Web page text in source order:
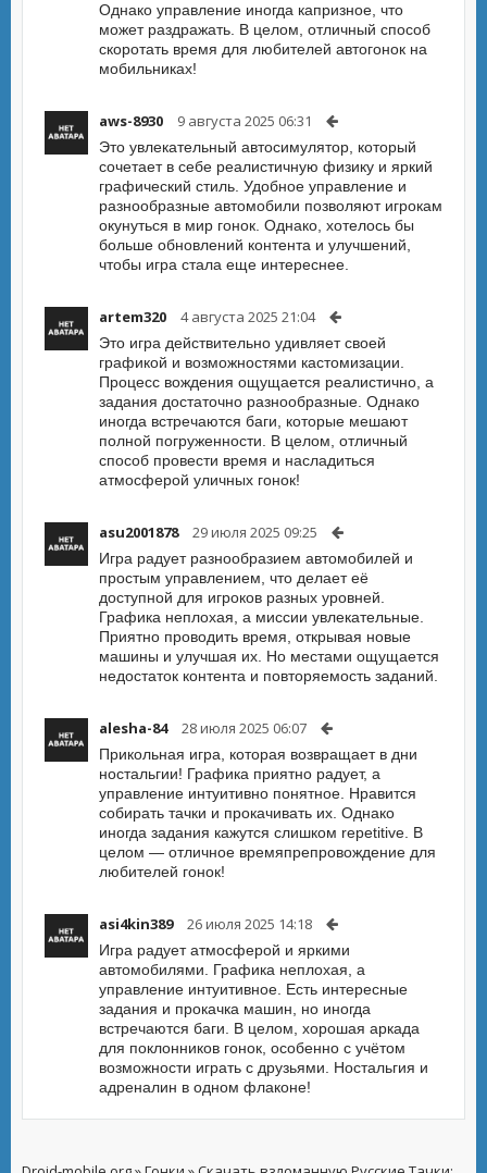
Однако управление иногда капризное, что
может раздражать. В целом, отличный способ
скоротать время для любителей автогонок на
мобильниках!
aws-8930 9 августа 2025 06:31
Это увлекательный автосимулятор, который
сочетает в себе реалистичную физику и яркий
графический стиль. Удобное управление и
разнообразные автомобили позволяют игрокам
окунуться в мир гонок. Однако, хотелось бы
больше обновлений контента и улучшений,
чтобы игра стала еще интереснее.
artem320 4 августа 2025 21:04
Это игра действительно удивляет своей
графикой и возможностями кастомизации.
Процесс вождения ощущается реалистично, а
задания достаточно разнообразные. Однако
иногда встречаются баги, которые мешают
полной погруженности. В целом, отличный
способ провести время и насладиться
атмосферой уличных гонок!
asu2001878 29 июля 2025 09:25
Игра радует разнообразием автомобилей и
простым управлением, что делает её
доступной для игроков разных уровней.
Графика неплохая, а миссии увлекательные.
Приятно проводить время, открывая новые
машины и улучшая их. Но местами ощущается
недостаток контента и повторяемость заданий.
alesha-84 28 июля 2025 06:07
Прикольная игра, которая возвращает в дни
ностальгии! Графика приятно радует, а
управление интуитивно понятное. Нравится
собирать тачки и прокачивать их. Однако
иногда задания кажутся слишком repetitive. В
целом — отличное времяпрепровождение для
любителей гонок!
asi4kin389 26 июля 2025 14:18
Игра радует атмосферой и яркими
автомобилями. Графика неплохая, а
управление интуитивное. Есть интересные
задания и прокачка машин, но иногда
встречаются баги. В целом, хорошая аркада
для поклонников гонок, особенно с учётом
возможности играть с друзьями. Ностальгия и
адреналин в одном флаконе!